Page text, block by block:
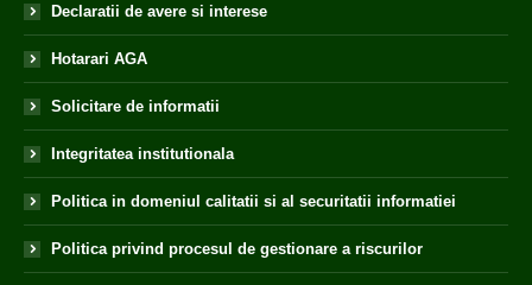
Declaratii de avere si interese
Hotarari AGA
Solicitare de informatii
Integritatea institutionala
Politica in domeniul calitatii si al securitatii informatiei
Politica privind procesul de gestionare a riscurilor